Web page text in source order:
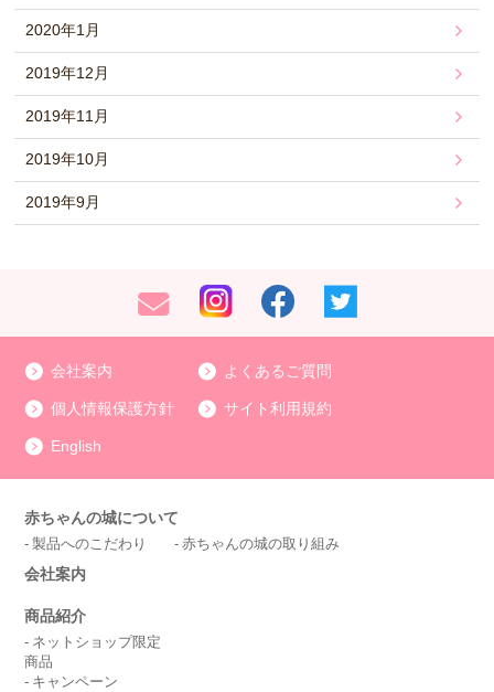
2020年1月
2019年12月
2019年11月
2019年10月
2019年9月
会社案内 よくあるご質問
個人情報保護方針 サイト利用規約
English
赤ちゃんの城について
製品へのこだわり 赤ちゃんの城の取り組み
会社案内
商品紹介
ネットショップ限定
商品
キャンペーン